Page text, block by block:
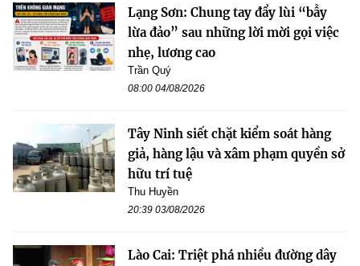
Lạng Sơn: Chung tay đẩy lùi “bẫy
lừa đảo” sau những lời mời gọi việc
nhẹ, lương cao
Trần Quý
08:00 04/08/2026
Tây Ninh siết chặt kiểm soát hàng
giả, hàng lậu và xâm phạm quyền sở
hữu trí tuệ
Thu Huyền
20:39 03/08/2026
Lào Cai: Triệt phá nhiều đường dây